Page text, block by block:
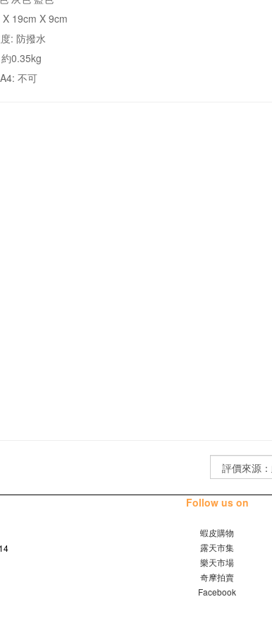
19cm X 9cm
: 防撥水
0.35kg
不可
Follow us on
蝦皮購物
露天市集
樂天市場
奇摩拍賣
Facebook